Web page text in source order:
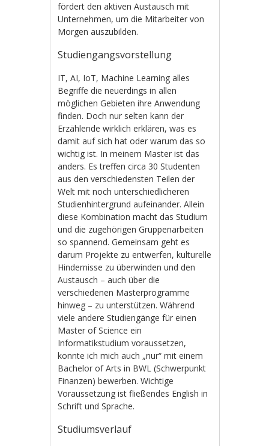
fördert den aktiven Austausch mit
Unternehmen, um die Mitarbeiter von
Morgen auszubilden.
Studiengangsvorstellung
IT, AI, IoT, Machine Learning alles
Begriffe die neuerdings in allen
möglichen Gebieten ihre Anwendung
finden. Doch nur selten kann der
Erzählende wirklich erklären, was es
damit auf sich hat oder warum das so
wichtig ist. In meinem Master ist das
anders. Es treffen circa 30 Studenten
aus den verschiedensten Teilen der
Welt mit noch unterschiedlicheren
Studienhintergrund aufeinander. Allein
diese Kombination macht das Studium
und die zugehörigen Gruppenarbeiten
so spannend. Gemeinsam geht es
darum Projekte zu entwerfen, kulturelle
Hindernisse zu überwinden und den
Austausch – auch über die
verschiedenen Masterprogramme
hinweg – zu unterstützen. Während
viele andere Studiengänge für einen
Master of Science ein
Informatikstudium voraussetzen,
konnte ich mich auch „nur“ mit einem
Bachelor of Arts in BWL (Schwerpunkt
Finanzen) bewerben. Wichtige
Voraussetzung ist fließendes English in
Schrift und Sprache.
Studiumsverlauf